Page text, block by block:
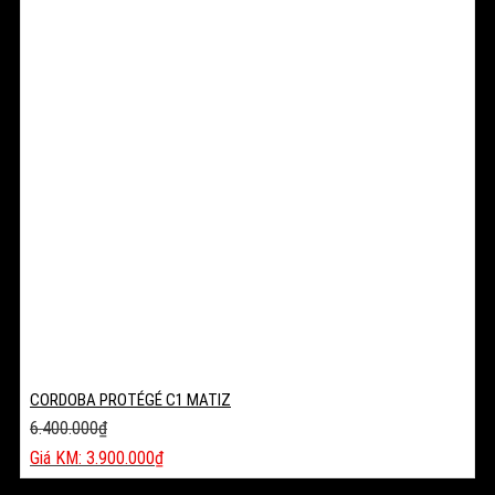
CORDOBA PROTÉGÉ C1 MATIZ
6.400.000₫
Giá
gốc
3.900.000₫
Giá